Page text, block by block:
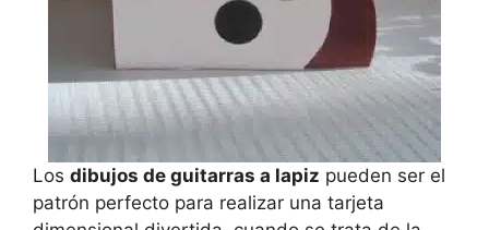
Los dibujos de guitarras a lapiz pueden ser el
patrón perfecto para realizar una tarjeta